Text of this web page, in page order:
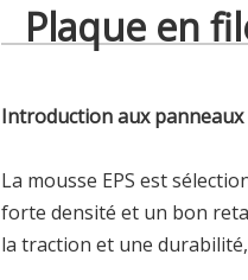
Plaque en
Introduction aux panneaux
La mousse EPS est
forte densité et un bon
la traction et une